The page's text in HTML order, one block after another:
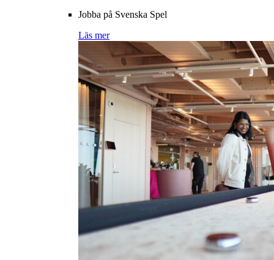
Jobba på Svenska Spel
Läs mer